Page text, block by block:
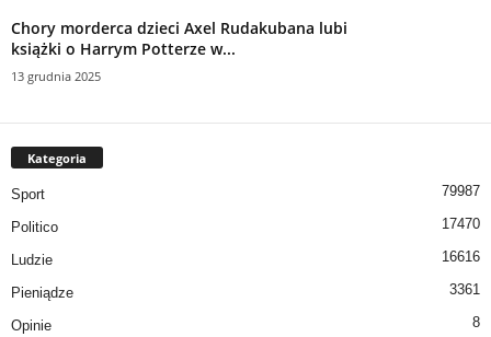
Chory morderca dzieci Axel Rudakubana lubi
książki o Harrym Potterze w...
13 grudnia 2025
Kategoria
Sport 79987
Politico 17470
Ludzie 16616
Pieniądze 3361
Opinie 8